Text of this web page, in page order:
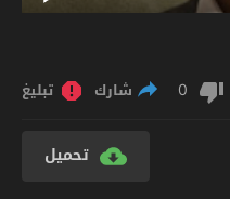
0 شارك تبليغ
تحميل